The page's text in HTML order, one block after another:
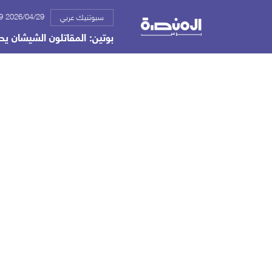
سبوتنيك عربي 2026/04/29 11:49 م
بوتين: المقاتلون الشيشان